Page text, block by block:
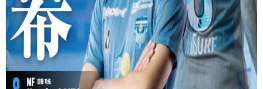
学生インターンシップ
サッカースクール
チアスクール